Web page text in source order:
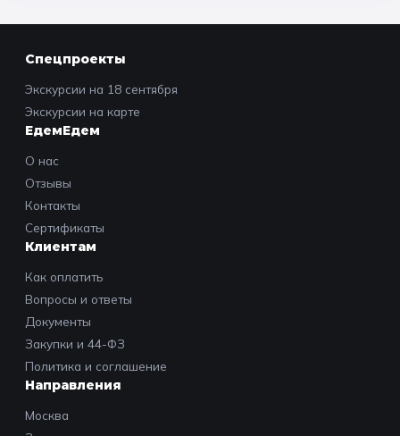
Спецпроекты
Экскурсии на 18 сентября
Экскурсии на карте
ЕдемЕдем
О нас
Отзывы
Контакты
Сертификаты
Клиентам
Как оплатить
Вопросы и ответы
Документы
Закупки и 44-ФЗ
Политика и соглашение
Направления
Москва